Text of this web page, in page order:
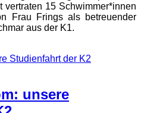
vertraten 15 Schwimmer*innen
Frau Frings als betreuender
aus der K1.
unsere